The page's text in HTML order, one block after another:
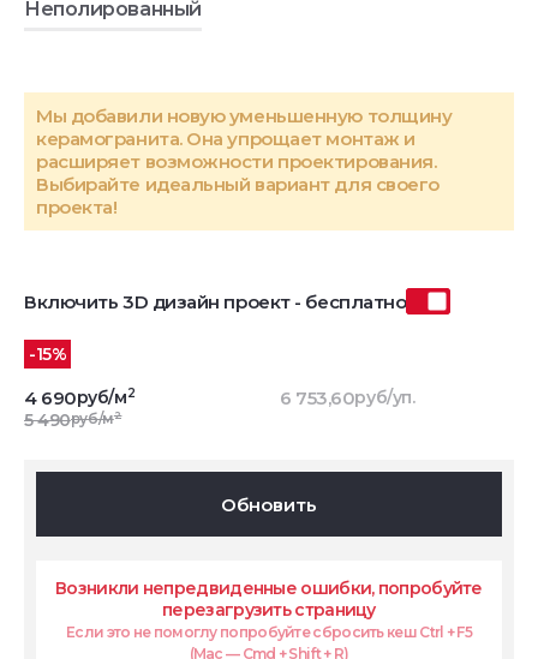
Неполированный
Мы добавили новую уменьшенную толщину
керамогранита. Она упрощает монтаж и
расширяет возможности проектирования.
Выбирайте идеальный вариант для своего
проекта!
Включить 3D дизайн проект - бесплатно
-15%
4 690руб/м2
5 490руб/м2
6 753,60руб/уп.
Обновить
Возникли непредвиденные ошибки, попробуйте
перезагрузить страницу
Если это не помоглу попробуйте сбросить кеш Ctrl + F5
(Mac — Cmd + Shift + R)